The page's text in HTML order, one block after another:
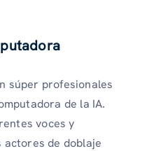
súper profesionales
de la IA.
voces y
actores de doblaje